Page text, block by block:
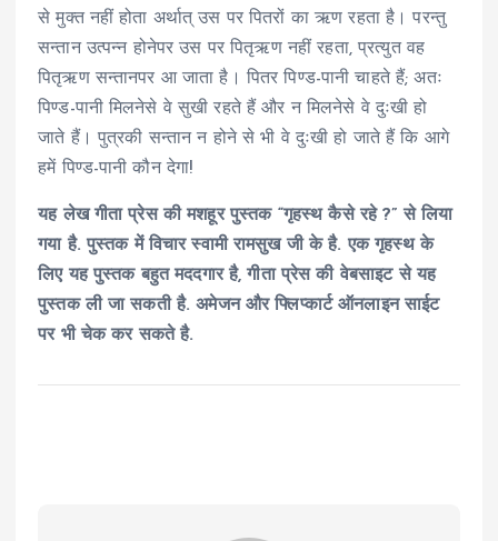
से मुक्त नहीं होता अर्थात् उस पर पितरों का ऋण रहता है। परन्तु
सन्तान उत्पन्न होनेपर उस पर पितृऋण नहीं रहता, प्रत्युत वह
पितृऋण सन्तानपर आ जाता है। पितर पिण्ड-पानी चाहते हैं; अतः
पिण्ड-पानी मिलनेसे वे सुखी रहते हैं और न मिलनेसे वे दुःखी हो
जाते हैं। पुत्रकी सन्तान न होने से भी वे दुःखी हो जाते हैं कि आगे
हमें पिण्ड-पानी कौन देगा!
यह लेख गीता प्रेस की मशहूर पुस्तक “गृहस्थ कैसे रहे ?” से लिया
गया है. पुस्तक में विचार स्वामी रामसुख जी के है. एक गृहस्थ के
लिए यह पुस्तक बहुत मददगार है, गीता प्रेस की वेबसाइट से यह
पुस्तक ली जा सकती है. अमेजन और फ्लिप्कार्ट ऑनलाइन साईट
पर भी चेक कर सकते है.